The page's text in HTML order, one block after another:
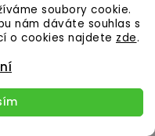
soubory cookie.
nám dáváte souhlas s
o cookies najdete zde.
–24 %
váza ESLIN
u dodavatele